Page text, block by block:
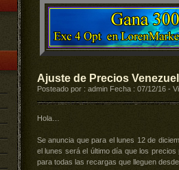
Ajuste de Precios
Posteado por : admin Fecha : 07/12/16 -
Hola…
Se anuncia que para el lunes 12 de
el lunes será el último día que los
para todas las recargas que lleguen